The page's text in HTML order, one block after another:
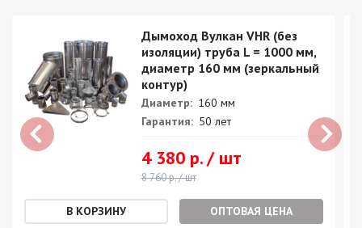
Дымоход Вулкан VHR (без
изоляции) труба L = 1000 мм,
диаметр 160 мм (зеркальный
контур)
Диаметр: 160 мм
Гарантия: 50 лет
4 380 р. / шт
8 760 р. / шт
ОПТОВАЯ ЦЕНА